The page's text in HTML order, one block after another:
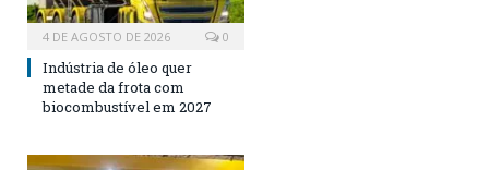
4 DE AGOSTO DE 2026 0
Indústria de óleo quer
metade da frota com
biocombustível em 2027